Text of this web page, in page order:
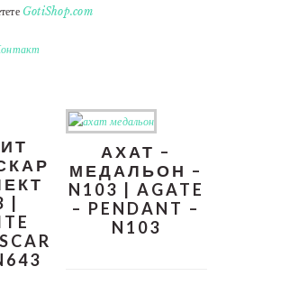
GotiShop.com
|
АХАТ –
МЕДАЛЬОН –
N103 | AGATE
– PENDANT –
N103